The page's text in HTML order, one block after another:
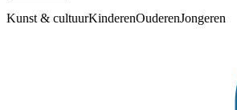
Kunst & cultuurKinderenOuderenJongeren